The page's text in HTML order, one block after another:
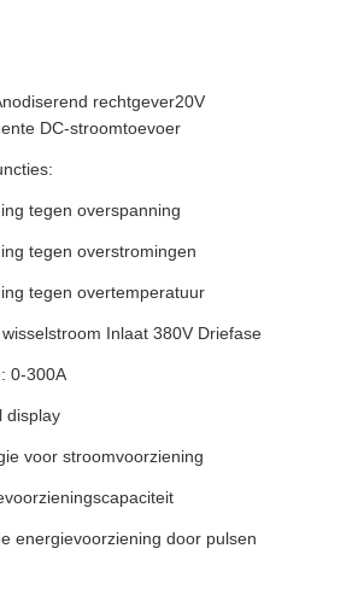
rechtgever20V
DC-stroomtoevoer
tegen overspanning
tegen overstromingen
tegen overtemperatuur
Inlaat 380V Driefase
0-300A
display
voor stroomvoorziening
energievoorziening door pulsen